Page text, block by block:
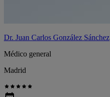
Dr. Juan Carlos González Sánchez
Médico general
Madrid